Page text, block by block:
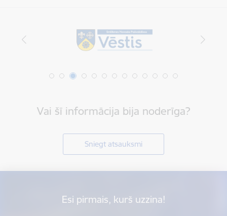
Vai šī informācija bija noderīga?
Sniegt atsauksmi
Esi pirmais, kurš uzzina!